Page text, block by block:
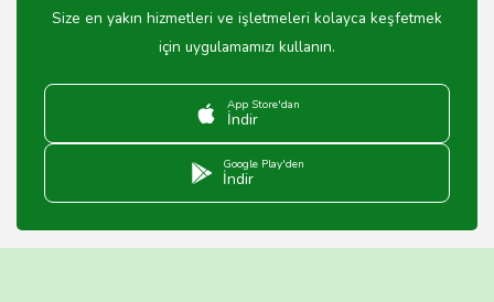
Size en yakın hizmetleri ve işletmeleri kolayca keşfetmek
için uygulamamızı kullanın.
App Store'dan
İndir
Google Play'den
İndir